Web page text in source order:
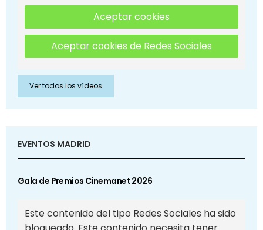
Aceptar cookies
Aceptar cookies de Redes Sociales
Ver todos los vídeos
EVENTOS MADRID
Gala de Premios Cinemanet 2026
Este contenido del tipo Redes Sociales ha sido